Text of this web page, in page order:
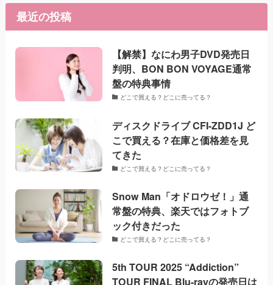
最近の投稿
【解禁】なにわ男子DVD発売日
判明、BON BON VOYAGE通常
盤の特典事情
どこで買える？どこに売ってる？
ディスクドライブ CFI-ZDD1J ど
こで買える？在庫と価格差を見
てきた
どこで買える？どこに売ってる？
Snow Man「オドロウゼ！」通
常盤の特典、楽天ではフォトブ
ック付きだった
どこで買える？どこに売ってる？
5th TOUR 2025 “Addiction”
TOUR FINAL Blu-rayの発売日は